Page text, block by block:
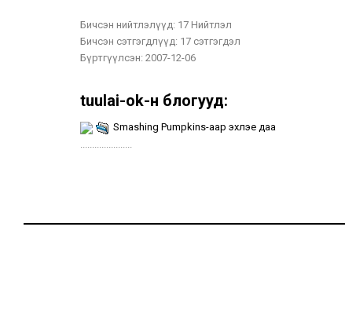
Бичсэн нийтлэлүүд: 17 Нийтлэл
Бичсэн сэтгэгдлүүд: 17 сэтгэгдэл
Бүртгүүлсэн: 2007-12-06
tuulai-ok-н блогууд:
Smashing Pumpkins-аар эхлэе даа
......................